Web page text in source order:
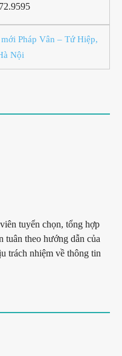
Pháp Vân – Tứ Hiệp,
Nội
tuyển chọn, tổng hợp
tuân theo hướng dẫn của
trách nhiệm về thông tin